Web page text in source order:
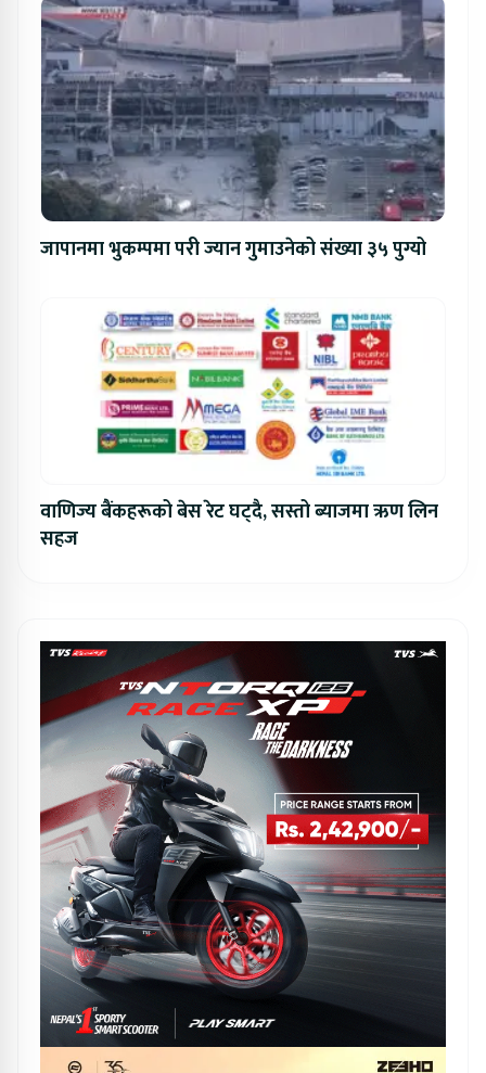
जापानमा भुकम्पमा परी ज्यान गुमाउनेको संख्या ३५ पुग्यो
वाणिज्य बैंकहरूको बेस रेट घट्दै, सस्तो ब्याजमा ऋण लिन
सहज